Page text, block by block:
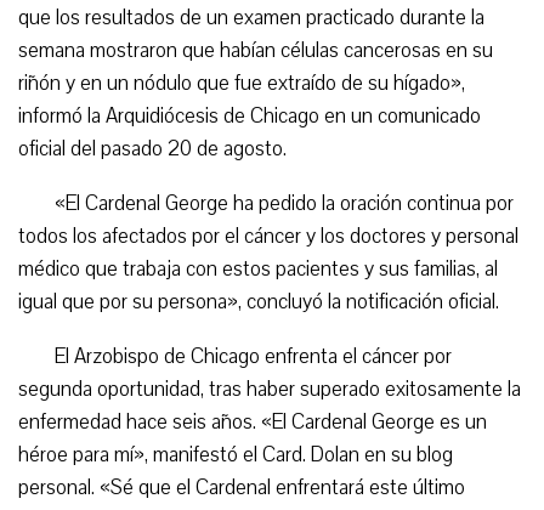
que los resultados de un examen practicado durante la
semana mostraron que habían células cancerosas en su
riñón y en un nódulo que fue extraído de su hígado»,
informó la Arquidiócesis de Chicago en un comunicado
oficial del pasado 20 de agosto.
«El Cardenal George ha pedido la oración continua por
todos los afectados por el cáncer y los doctores y personal
médico que trabaja con estos pacientes y sus familias, al
igual que por su persona», concluyó la notificación oficial.
El Arzobispo de Chicago enfrenta el cáncer por
segunda oportunidad, tras haber superado exitosamente la
enfermedad hace seis años. «El Cardenal George es un
héroe para mí», manifestó el Card. Dolan en su blog
personal. «Sé que el Cardenal enfrentará este último